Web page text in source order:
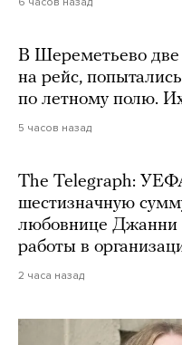
В Шереметьево две
на рейс,
по летному полю.
5 часов назад
The Telegraph:
шестизначную
любовнице Джанни
работы в
2 часа назад